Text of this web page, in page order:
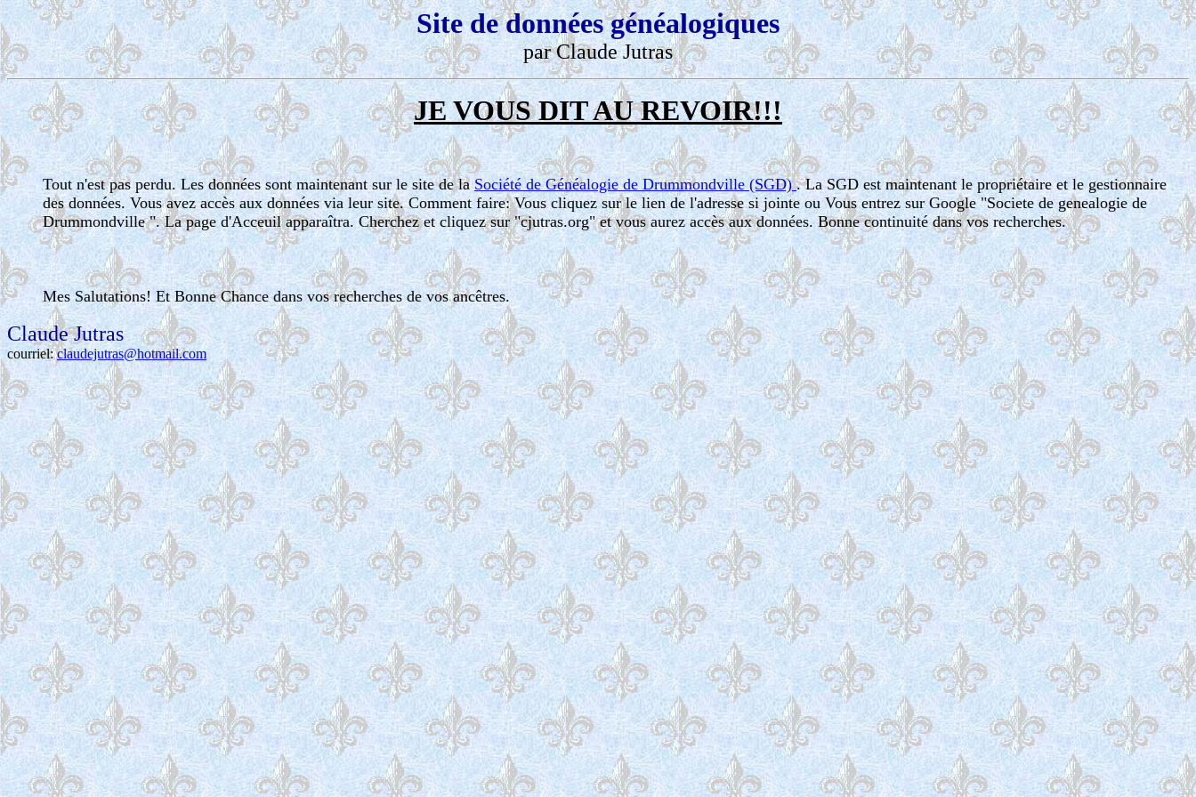
Site de données généalogiques
par Claude Jutras
JE VOUS DIT AU REVOIR!!!
Tout n'est pas perdu. Les données sont maintenant sur le site de laSociété de Généalogie de Drummondville (SGD). La SGD est maintenant le propriétaire et le gestionnaire
des données. Vous avez accès aux données via leur site. Comment faire: Vous cliquez sur le lien de l'adresse si jointe ou Vous entrez sur Google "Societe de genealogie de
Drummondville ". La page d'Acceuil apparaîtra. Cherchez et cliquez sur "cjutras.org" et vous aurez accès aux données. Bonne continuité dans vos recherches.
Mes Salutations! Et Bonne Chance dans vos recherches de vos ancêtres.
Claude Jutras
courriel:claudejutras@hotmail.com